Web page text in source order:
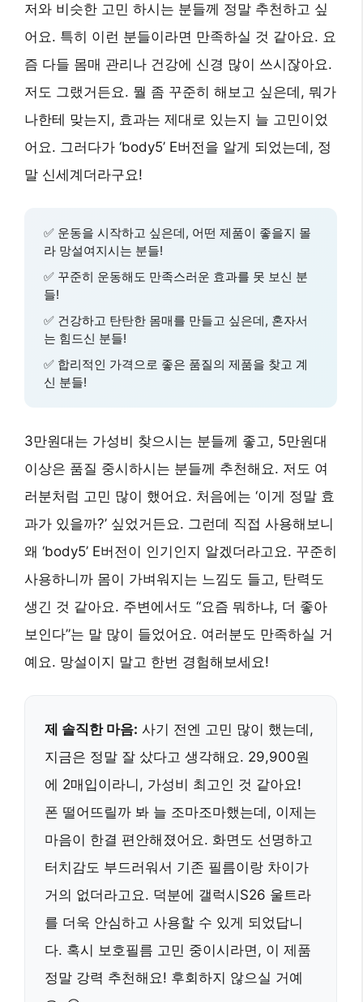
저와 비슷한 고민 하시는 분들께 정말 추천하고 싶
어요. 특히 이런 분들이라면 만족하실 것 같아요. 요
즘 다들 몸매 관리나 건강에 신경 많이 쓰시잖아요.
저도 그랬거든요. 뭘 좀 꾸준히 해보고 싶은데, 뭐가
나한테 맞는지, 효과는 제대로 있는지 늘 고민이었
어요. 그러다가 ‘body5’ E버전을 알게 되었는데, 정
말 신세계더라구요!
✅ 운동을 시작하고 싶은데, 어떤 제품이 좋을지 몰
라 망설여지시는 분들!
✅ 꾸준히 운동해도 만족스러운 효과를 못 보신 분
들!
✅ 건강하고 탄탄한 몸매를 만들고 싶은데, 혼자서
는 힘드신 분들!
✅ 합리적인 가격으로 좋은 품질의 제품을 찾고 계
신 분들!
3만원대는 가성비 찾으시는 분들께 좋고, 5만원대
이상은 품질 중시하시는 분들께 추천해요. 저도 여
러분처럼 고민 많이 했어요. 처음에는 ‘이게 정말 효
과가 있을까?’ 싶었거든요. 그런데 직접 사용해보니
왜 ‘body5’ E버전이 인기인지 알겠더라고요. 꾸준히
사용하니까 몸이 가벼워지는 느낌도 들고, 탄력도
생긴 것 같아요. 주변에서도 “요즘 뭐하냐, 더 좋아
보인다”는 말 많이 들었어요. 여러분도 만족하실 거
예요. 망설이지 말고 한번 경험해보세요!
제 솔직한 마음: 사기 전엔 고민 많이 했는데,
지금은 정말 잘 샀다고 생각해요. 29,900원
에 2매입이라니, 가성비 최고인 것 같아요!
폰 떨어뜨릴까 봐 늘 조마조마했는데, 이제는
마음이 한결 편안해졌어요. 화면도 선명하고
터치감도 부드러워서 기존 필름이랑 차이가
거의 없더라고요. 덕분에 갤럭시S26 울트라
를 더욱 안심하고 사용할 수 있게 되었답니
다. 혹시 보호필름 고민 중이시라면, 이 제품
정말 강력 추천해요! 후회하지 않으실 거예